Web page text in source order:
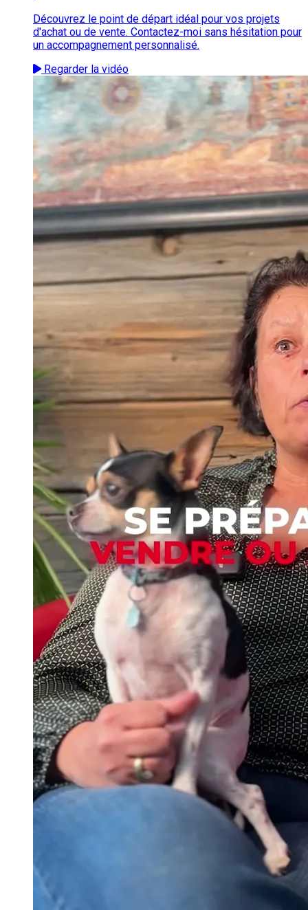
Découvrez le point de départ idéal pour vos projets
d'achat ou de vente. Contactez-moi sans hésitation pour
un accompagnement personnalisé.
Regarder la vidéo